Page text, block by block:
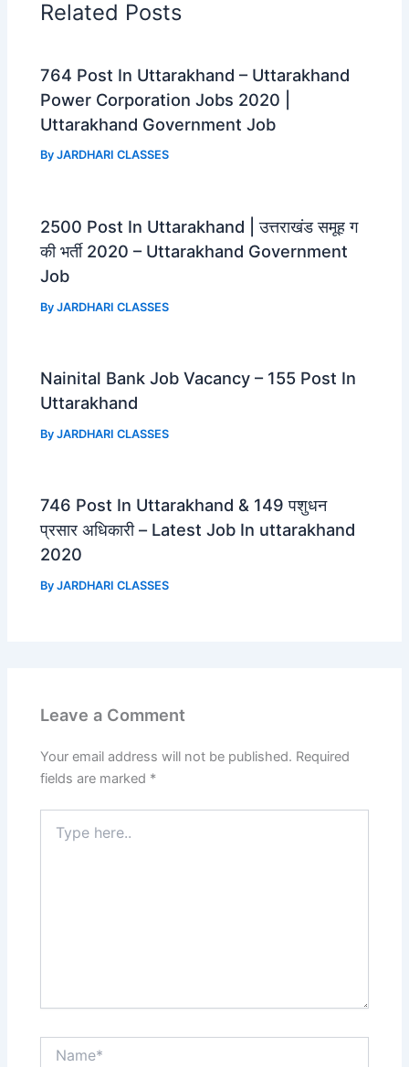
A
p
r
m
Related Posts
764 Post In Uttarakhand – Uttarakhand
Power Corporation Jobs 2020 |
Uttarakhand Government Job
ByJARDHARI CLASSES
2500 Post In Uttarakhand | उत्तराखंड समूह ग
की भर्ती 2020 – Uttarakhand Government
Job
ByJARDHARI CLASSES
Nainital Bank Job Vacancy – 155 Post In
Uttarakhand
ByJARDHARI CLASSES
746 Post In Uttarakhand & 149 पशुधन
प्रसार अधिकारी – Latest Job In uttarakhand
2020
ByJARDHARI CLASSES
Leave a Comment
Your email address will not be published. Required
fields are marked *
here..